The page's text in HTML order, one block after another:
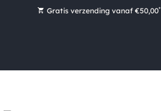
Gratis verzending vanaf €50,00*